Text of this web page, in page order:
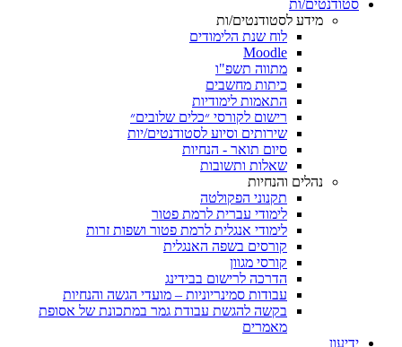
סטודנטים/ות
מידע לסטודנטים/ות
לוח שנת הלימודים
Moodle
מתווה תשפ"ו
כיתות מחשבים
התאמות לימודיות
רישום לקורסי ״כלים שלובים״
שירותים וסיוע לסטודנטים/יות
סיום תואר - הנחיות
שאלות ותשובות
נהלים והנחיות
תקנוני הפקולטה
לימודי עברית לרמת פטור
לימודי אנגלית לרמת פטור ושפות זרות
קורסים בשפה האנגלית
קורסי מגוון
הדרכה לרישום בבידינג
עבודות סמינריוניות – מועדי הגשה והנחיות
בקשה להגשת עבודת גמר במתכונת של אסופת
מאמרים
ידיעון